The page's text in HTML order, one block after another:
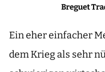
Breguet
Ein eher einfacher
dem Krieg als sehr